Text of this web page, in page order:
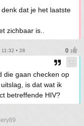
dat je het laatste
zichbaar is..
• 28
die gaan checken op
is dat wat ik
betreffende HIV?